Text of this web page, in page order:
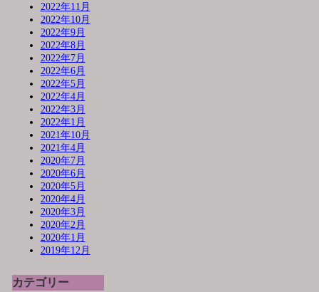
2022年11月
2022年10月
2022年9月
2022年8月
2022年7月
2022年6月
2022年5月
2022年4月
2022年3月
2022年1月
2021年10月
2021年4月
2020年7月
2020年6月
2020年5月
2020年4月
2020年3月
2020年2月
2020年1月
2019年12月
カテゴリー